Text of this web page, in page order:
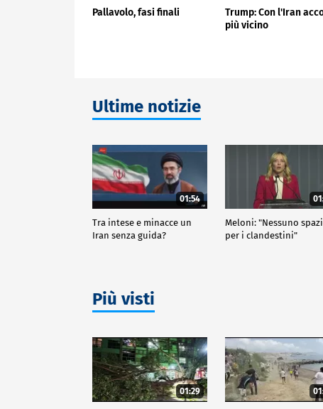
Pallavolo, fasi finali
Trump: Con l'Iran
più vicino
Ultime notizie
01:54
Tra intese e minacce un
Iran senza guida?
Meloni: "Nessuno
per i clandestini"
Più visti
01:29